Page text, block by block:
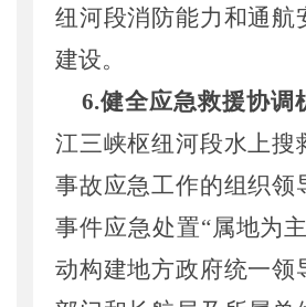
纽河段消防能力和通航
建设。
6.健全应急救援协调
江三峡枢纽河段水上搜
事故应急工作的组织领
事件应急处置“属地为主
动构建地方政府统一领